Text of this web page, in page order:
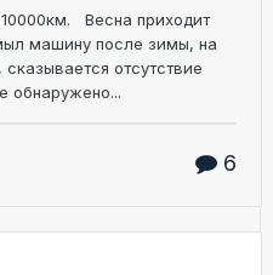
Весна приходит
машину после зимы, на
отсутствие
обнаружено...
6